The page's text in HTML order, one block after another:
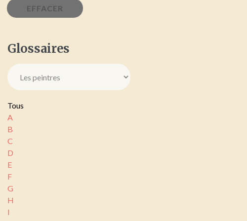
Glossaires
Tous
A
B
C
D
E
F
G
H
I